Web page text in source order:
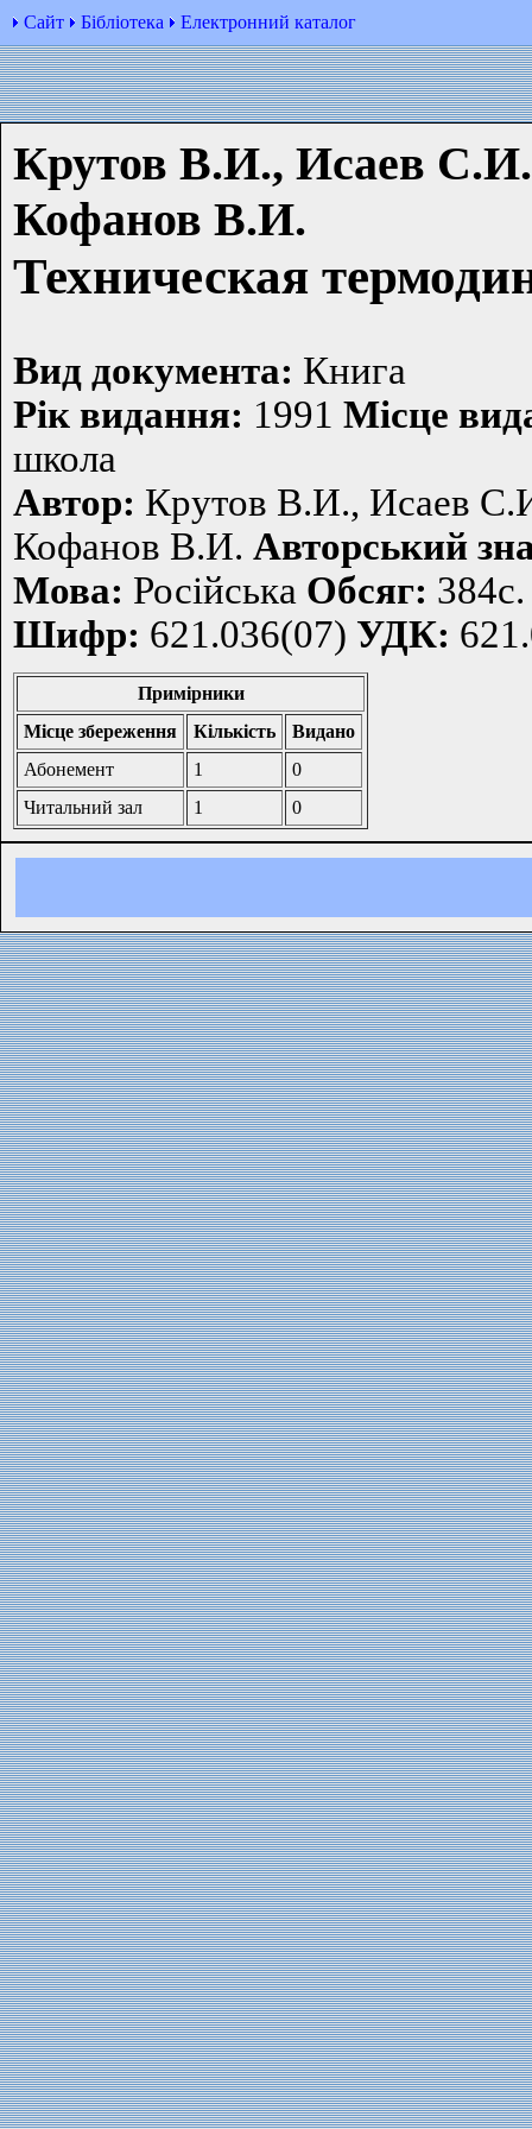
Сайт Бібліотека Електронний каталог
Крутов В.И., Исаев
Кофанов В.И.
Техническая
Вид документа: Книга
Рiк видання: 1991 Мiсце
школа
Автор: Крутов В.И., Исаев
Кофанов В.И. Авторський
Мова: Російська Обсяг: 384с.
Шифр: 621.036(07) УДК:
Примірники
Місце збереження
Кількість
Видано
Абонемент
1
0
Читальний зал
1 0